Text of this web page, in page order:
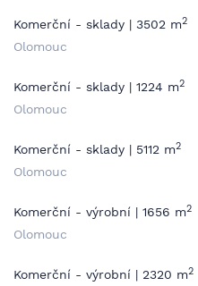
Komerční - sklady | 3502 m2
Olomouc
Komerční - sklady | 1224 m2
Olomouc
Komerční - sklady | 5112 m2
Olomouc
Komerční - výrobní | 1656 m2
Olomouc
Komerční - výrobní | 2320 m2